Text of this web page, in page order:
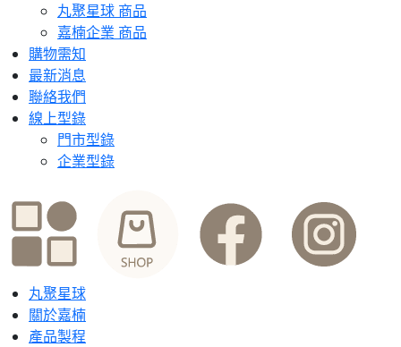
丸聚星球 商品
嘉楠企業 商品
購物需知
最新消息
聯絡我們
線上型錄
門市型錄
企業型錄
丸聚星球
關於嘉楠
產品製程